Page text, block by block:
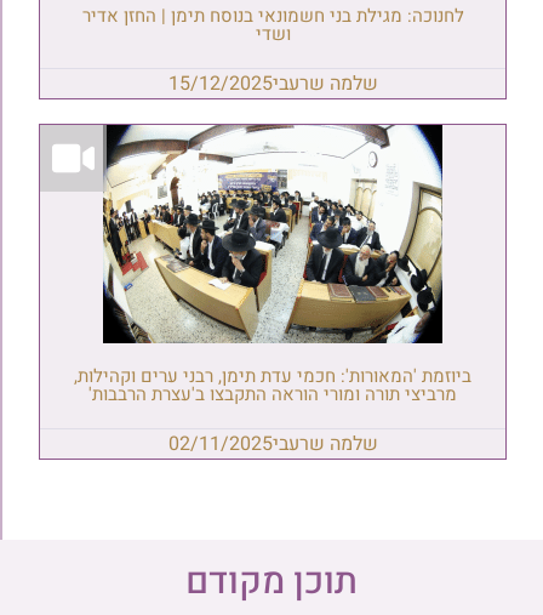
לחנוכה: מגילת בני חשמונאי בנוסח תימן | החזן אדיר
ושדי
שלמה שרעבי15/12/2025
ביוזמת 'המאורות': חכמי עדת תימן, רבני ערים וקהילות,
מרביצי תורה ומורי הוראה התקבצו ב'עצרת הרבבות'
שלמה שרעבי02/11/2025
תוכן מקודם